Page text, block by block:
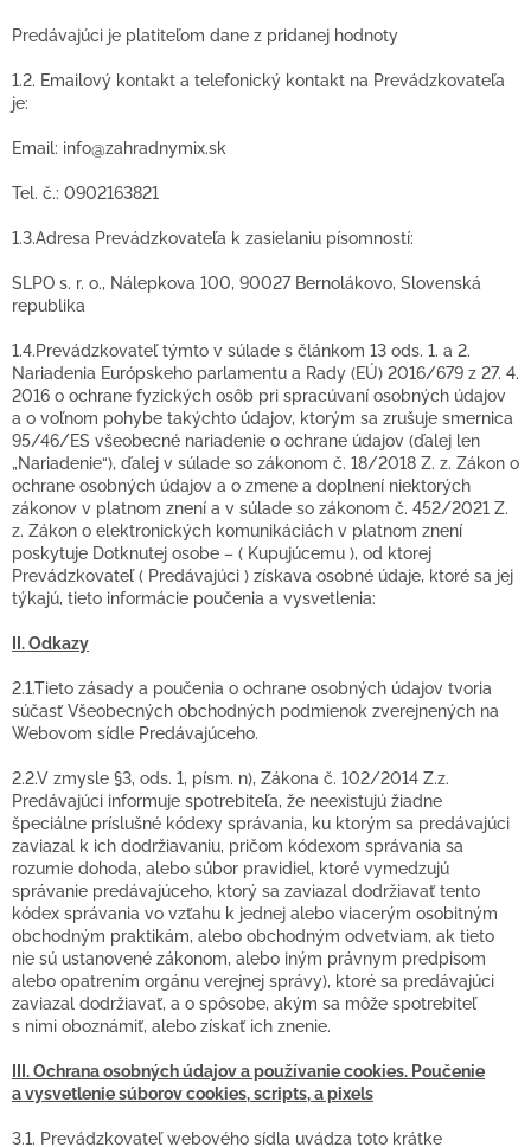
Predávajúci je platiteľom dane z pridanej hodnoty
1.2. Emailový kontakt a telefonický kontakt na Prevádzkovateľa
je:
Email: info@zahradnymix.sk
Tel. č.: 0902163821
1.3.Adresa Prevádzkovateľa k zasielaniu písomností:
SLPO s. r. o., Nálepkova 100, 90027 Bernolákovo, Slovenská
republika
1.4.Prevádzkovateľ týmto v súlade s článkom 13 ods. 1. a 2.
Nariadenia Európskeho parlamentu a Rady (EÚ) 2016/679 z 27. 4.
2016 o ochrane fyzických osôb pri spracúvaní osobných údajov
a o voľnom pohybe takýchto údajov, ktorým sa zrušuje smernica
95/46/ES všeobecné nariadenie o ochrane údajov (ďalej len
„Nariadenie“), ďalej v súlade so zákonom č. 18/2018 Z. z. Zákon o
ochrane osobných údajov a o zmene a doplnení niektorých
zákonov v platnom znení a v súlade so zákonom č. 452/2021 Z.
z. Zákon o elektronických komunikáciách v platnom znení
poskytuje Dotknutej osobe – ( Kupujúcemu ), od ktorej
Prevádzkovateľ ( Predávajúci ) získava osobné údaje, ktoré sa jej
týkajú, tieto informácie poučenia a vysvetlenia:
II. Odkazy
2.1.Tieto zásady a poučenia o ochrane osobných údajov tvoria
súčasť Všeobecných obchodných podmienok zverejnených na
Webovom sídle Predávajúceho.
2.2.V zmysle §3, ods. 1, písm. n), Zákona č. 102/2014 Z.z.
Predávajúci informuje spotrebiteľa, že neexistujú žiadne
špeciálne príslušné kódexy správania, ku ktorým sa predávajúci
zaviazal k ich dodržiavaniu, pričom kódexom správania sa
rozumie dohoda, alebo súbor pravidiel, ktoré vymedzujú
správanie predávajúceho, ktorý sa zaviazal dodržiavať tento
kódex správania vo vzťahu k jednej alebo viacerým osobitným
obchodným praktikám, alebo obchodným odvetviam, ak tieto
nie sú ustanovené zákonom, alebo iným právnym predpisom
alebo opatrením orgánu verejnej správy), ktoré sa predávajúci
zaviazal dodržiavať, a o spôsobe, akým sa môže spotrebiteľ
s nimi oboznámiť, alebo získať ich znenie.
III. Ochrana osobných údajov a používanie cookies. Poučenie
a vysvetlenie súborov cookies, scripts, a pixels
3.1. Prevádzkovateľ webového sídla uvádza toto krátke